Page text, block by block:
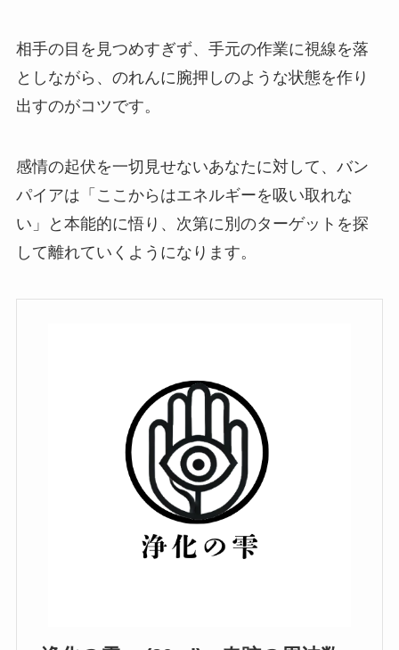
相手の目を見つめすぎず、手元の作業に視線を落
としながら、のれんに腕押しのような状態を作り
出すのがコツです。
感情の起伏を一切見せないあなたに対して、バン
パイアは「ここからはエネルギーを吸い取れな
い」と本能的に悟り、次第に別のターゲットを探
して離れていくようになります。